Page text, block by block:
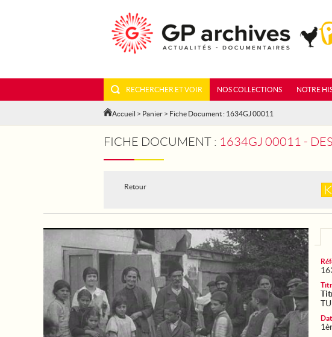
RECHERCHER ET VOIR NOS COLLECTIONS NOTRE
Accueil > Panier > Fiche Document : 1634GJ 00011
FICHE DOCUMENT : 1634GJ 00011 - DES
Retour